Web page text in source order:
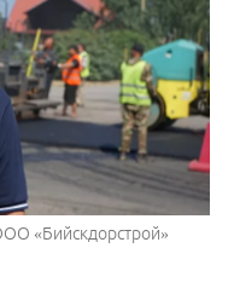
«Бийскдорстрой»